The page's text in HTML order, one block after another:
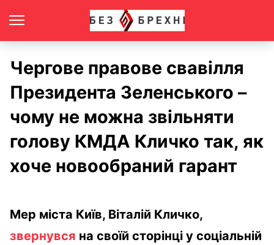
Чергове правове свавілля
Президента Зеленського –
чому не можна звільняти
голову КМДА Кличко так, як
хоче новообраний гарант
Мер міста Київ, Віталій Кличко,
звернувся на своїй сторінці у соціальній